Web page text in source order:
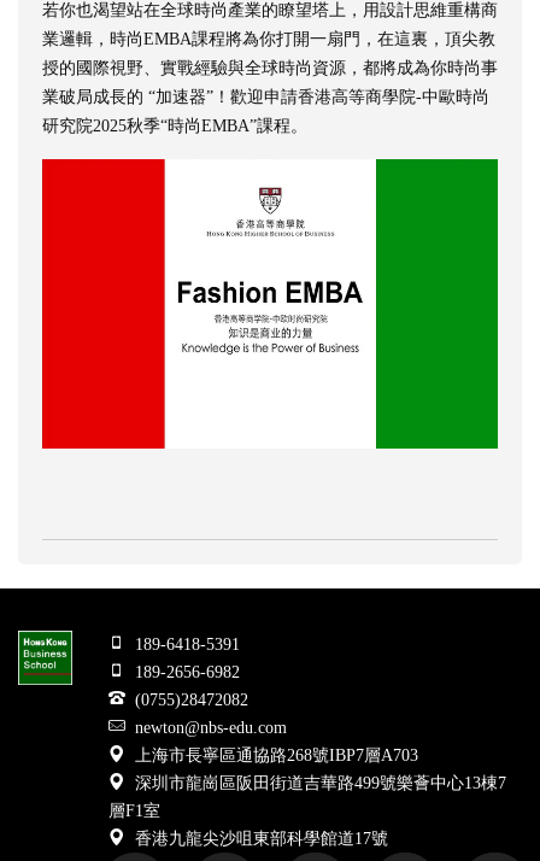
若你也渴望站在全球時尚產業的瞭望塔上，用設計思維重構商
業邏輯，時尚EMBA課程將為你打開一扇門，在這裏，頂尖教
授的國際視野、實戰經驗與全球時尚資源，都將成為你時尚事
業破局成長的 “加速器”！歡迎申請香港高等商學院-中歐時尚
研究院2025秋季“時尚EMBA”課程。
189-6418-5391
189-2656-6982
(0755)28472082
newton@nbs-edu.com
上海市長寧區通協路268號IBP7層A703
深圳市龍崗區阪田街道吉華路499號樂薈中心13棟7
層F1室
香港九龍尖沙咀東部科學館道17號